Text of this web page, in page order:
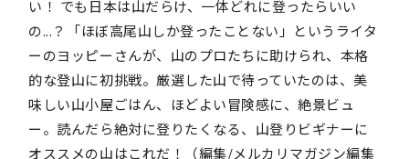
い！ でも日本は山だらけ、一体どれに登ったらいい
の...？「ほぼ高尾山しか登ったことない」というライタ
ーのヨッピーさんが、山のプロたちに助けられ、本格
的な登山に初挑戦。厳選した山で待っていたのは、美
味しい山小屋ごはん、ほどよい冒険感に、絶景ビュ
ー。読んだら絶対に登りたくなる、山登りビギナーに
オススメの山はこれだ！（編集/メルカリマガジン編集